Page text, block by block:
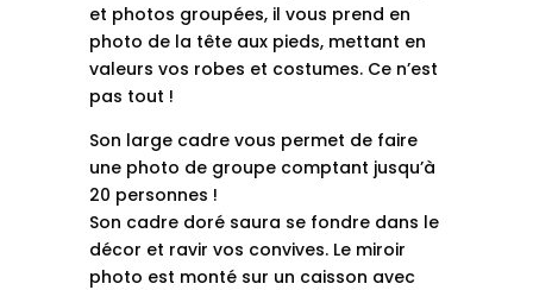
et photos groupées, il vous prend en
photo de la tête aux pieds, mettant en
valeurs vos robes et costumes. Ce n’est
pas tout !
Son large cadre vous permet de faire
une photo de groupe comptant jusqu’à
20 personnes !
Son cadre doré saura se fondre dans le
décor et ravir vos convives. Le miroir
photo est monté sur un caisson avec